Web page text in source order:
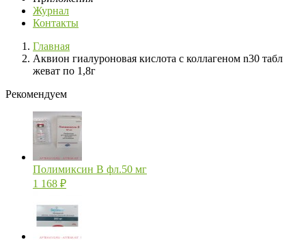
Журнал
Контакты
Главная
Аквион гиалуроновая кислота с коллагеном n30 табл
жеват по 1,8г
Рекомендуем
Полимиксин В фл.50 мг
1 168 ₽